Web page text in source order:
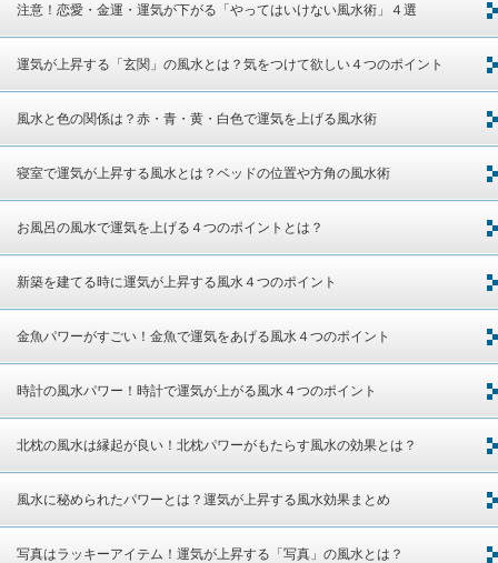
注意！恋愛・金運・運気が下がる「やってはいけない風水術」４選
運気が上昇する「玄関」の風水とは？気をつけて欲しい４つのポイント
風水と色の関係は？赤・青・黄・白色で運気を上げる風水術
寝室で運気が上昇する風水とは？ベッドの位置や方角の風水術
お風呂の風水で運気を上げる４つのポイントとは？
新築を建てる時に運気が上昇する風水４つのポイント
金魚パワーがすごい！金魚で運気をあげる風水４つのポイント
時計の風水パワー！時計で運気が上がる風水４つのポイント
北枕の風水は縁起が良い！北枕パワーがもたらす風水の効果とは？
風水に秘められたパワーとは？運気が上昇する風水効果まとめ
写真はラッキーアイテム！運気が上昇する「写真」の風水とは？